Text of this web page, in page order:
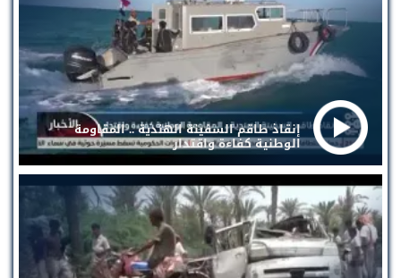
إنقاذ طاقم السفينة الهندية .. المقاومة
الوطنية كفاءة واقتدار